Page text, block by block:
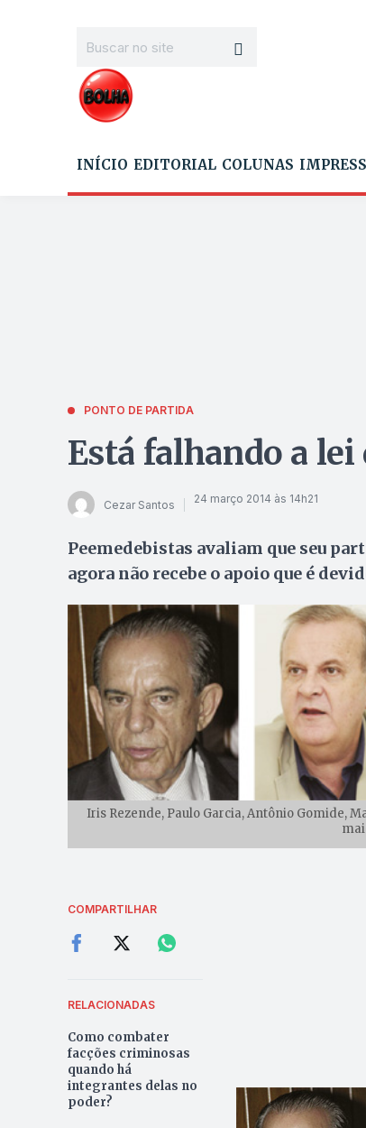
INÍCIO EDITORIAL COLUNAS
PONTO DE PARTIDA
Está falhando a lei
Cezar Santos 24 março 2014 às 14h21
Peemedebistas avaliam que seu
agora não recebe o apoio que é
Iris Rezende, Paulo Garcia, Antônio Gomide,
COMPARTILHAR
RELACIONADAS
Como combater
facções criminosas
quando há
integrantes delas no
poder?